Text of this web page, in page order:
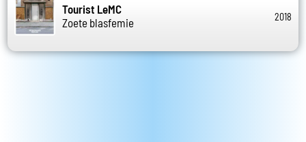
Tourist LeMC
Zoete blasfemie
2018